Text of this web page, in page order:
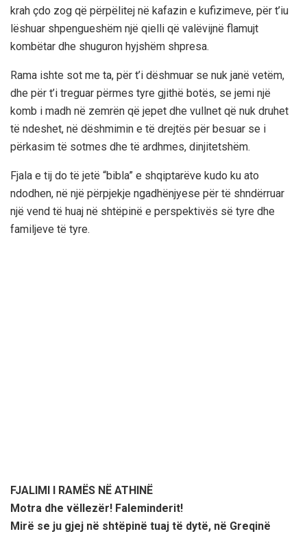
krah çdo zog që përpëlitej në kafazin e kufizimeve, për t’iu
lëshuar shpengueshëm një qielli që valëvijnë flamujt
kombëtar dhe shuguron hyjshëm shpresa.
Rama ishte sot me ta, për t’i dëshmuar se nuk janë vetëm,
dhe për t’i treguar përmes tyre gjithë botës, se jemi një
komb i madh në zemrën që jepet dhe vullnet që nuk druhet
të ndeshet, në dëshmimin e të drejtës për besuar se i
përkasim të sotmes dhe të ardhmes, dinjitetshëm.
Fjala e tij do të jetë “bibla” e shqiptarëve kudo ku ato
ndodhen, në një përpjekje ngadhënjyese për të shndërruar
një vend të huaj në shtëpinë e perspektivës së tyre dhe
familjeve të tyre.
FJALIMI I RAMËS NË ATHINË
Motra dhe vëllezër! Faleminderit!
Mirë se ju gjej në shtëpinë tuaj të dytë, në Greqinë